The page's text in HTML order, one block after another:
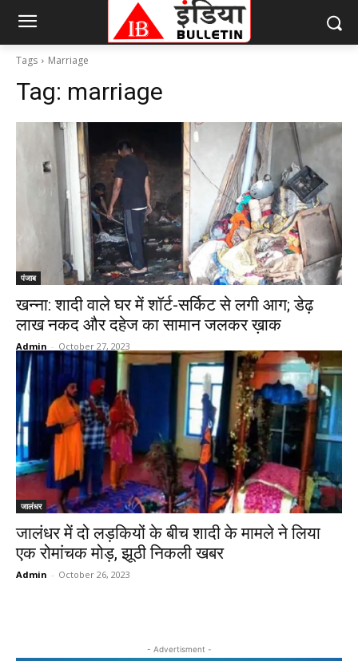
Tags Marriage
Tag: marriage
पंजाब
खन्ना: शादी वाले घर में शॉर्ट-सर्किट से लगी आग; डेढ़
लाख नकद और दहेज का सामान जलकर ख़ाक
Admin - October 27, 2023
जालंधर
जालंधर में दो लड़कियों के बीच शादी के मामले ने लिया
एक रोमांचक मोड़, झूठी निकली खबर
Admin - October 26, 2023
- Advertisment -